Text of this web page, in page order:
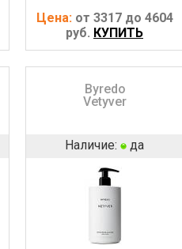
Цена: от 3317 до 4604
руб. КУПИТЬ
Byredo
Vetyver
Наличие: да